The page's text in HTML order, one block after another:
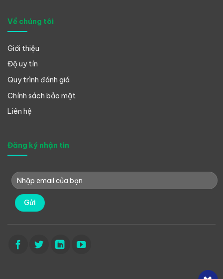
Về chúng tôi
Giới thiệu
Độ uy tín
Quy trình đánh giá
Chính sách bảo mật
Liên hệ
Đăng ký nhận tin